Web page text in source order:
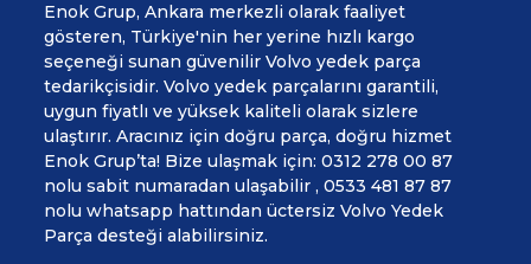
Enok Grup, Ankara merkezli olarak faaliyet
gösteren, Türkiye'nin her yerine hızlı kargo
seçeneği sunan güvenilir Volvo yedek parça
tedarikçisidir. Volvo yedek parçalarını garantili,
uygun fiyatlı ve yüksek kaliteli olarak sizlere
ulaştırır. Aracınız için doğru parça, doğru hizmet
Enok Grup’ta! Bize ulaşmak için: 0312 278 00 87
nolu sabit numaradan ulaşabilir , 0533 481 87 87
nolu whatsapp hattından üctersiz Volvo Yedek
Parça desteği alabilirsiniz.